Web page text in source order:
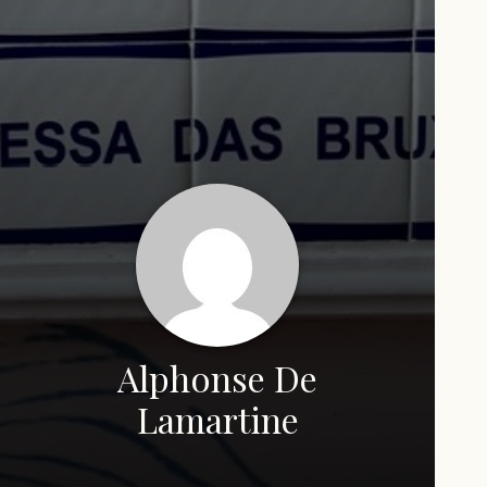
Alphonse De
Lamartine